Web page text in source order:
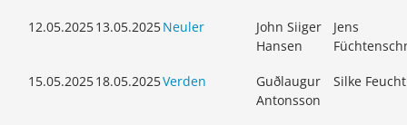
12.05.202513.05.2025Neuler
John Siiger
Hansen
Jens
15.05.202518.05.2025Verden
Guðlaugur
Antonsson
Silke